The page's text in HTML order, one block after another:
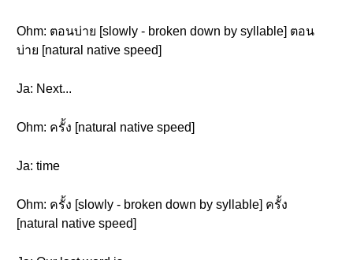
Ohm: ตอนบ่าย [slowly - broken down by syllable] ตอน
บ่าย [natural native speed]
Ja: Next...
Ohm: ครั้ง [natural native speed]
Ja: time
Ohm: ครั้ง [slowly - broken down by syllable] ครั้ง
[natural native speed]